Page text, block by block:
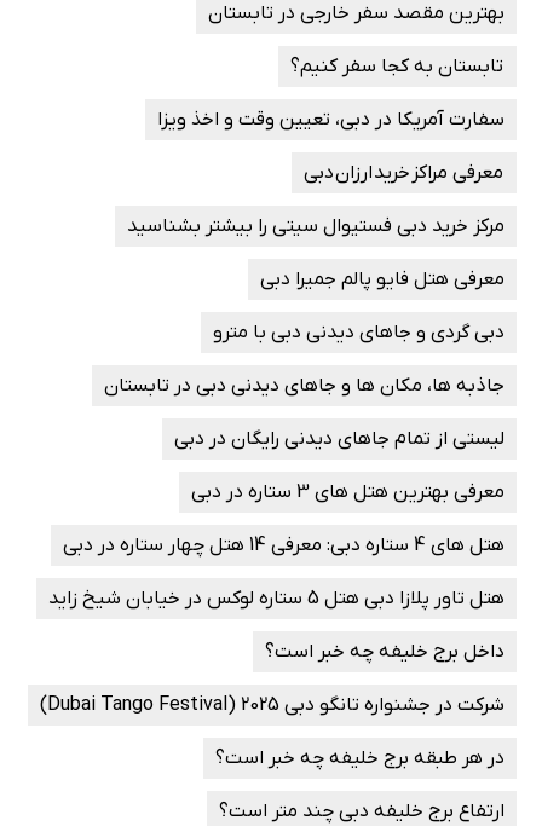
بهترین مقصد سفر خارجی در تابستان
تابستان به کجا سفر کنیم؟
سفارت آمریکا در دبی، تعیین وقت و اخذ ویزا
معرفی مراکز خرید ارزان دبی
مرکز خرید دبی فستیوال سیتی را بیشتر بشناسید
معرفی هتل فایو پالم جمیرا دبی
دبی گردی و جاهای دیدنی دبی با مترو
جاذبه ها، مکان ها و جاهای دیدنی دبی در تابستان
لیستی از تمام جاهای دیدنی رایگان در دبی
معرفی بهترین هتل های 3 ستاره در دبی
هتل های 4 ستاره دبی: معرفی 14 هتل چهار ستاره در دبی
هتل تاور پلازا دبی هتل 5 ستاره لوکس در خیابان شیخ زاید
داخل برج خلیفه چه خبر است؟
شرکت در جشنواره تانگو دبی 2025 (Dubai Tango Festival)
در هر طبقه برج خلیفه چه خبر است؟
ارتفاع برج خلیفه دبی چند متر است؟